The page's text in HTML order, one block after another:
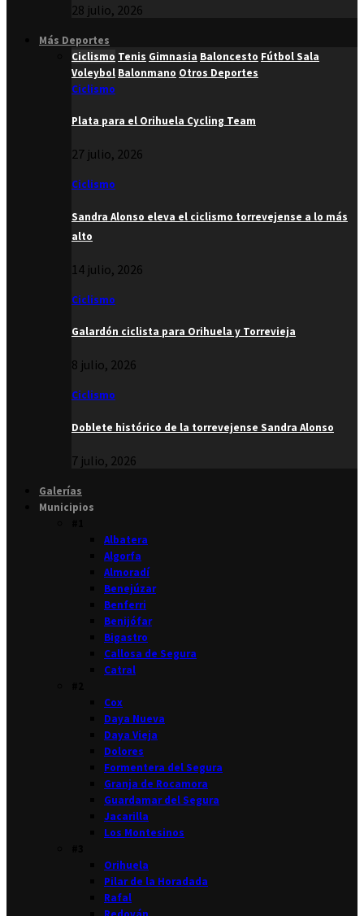
28 julio, 2026
Más Deportes
Ciclismo Tenis Gimnasia Baloncesto Fútbol Sala
Voleybol Balonmano Otros Deportes
Ciclismo
Plata para el Orihuela Cycling Team
27 julio, 2026
Ciclismo
Sandra Alonso eleva el ciclismo torrevejense a lo más
alto
14 julio, 2026
Ciclismo
Galardón ciclista para Orihuela y Torrevieja
8 julio, 2026
Ciclismo
Doblete histórico de la torrevejense Sandra Alonso
7 julio, 2026
Galerías
Municipios
Albatera
Algorfa
Almoradí
Benejúzar
Benferri
Benijófar
Bigastro
Callosa de Segura
Catral
Cox
Daya Nueva
Daya Vieja
Dolores
Formentera del Segura
Granja de Rocamora
Guardamar del Segura
Jacarilla
Los Montesinos
Orihuela
Pilar de la Horadada
Rafal